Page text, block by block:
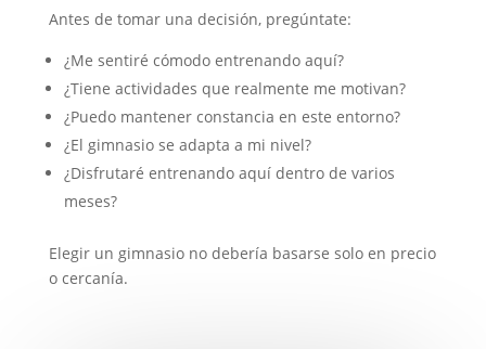
Antes de tomar una decisión, pregúntate:
¿Me sentiré cómodo entrenando aquí?
¿Tiene actividades que realmente me motivan?
¿Puedo mantener constancia en este entorno?
¿El gimnasio se adapta a mi nivel?
¿Disfrutaré entrenando aquí dentro de varios
meses?
Elegir un gimnasio no debería basarse solo en precio
o cercanía.